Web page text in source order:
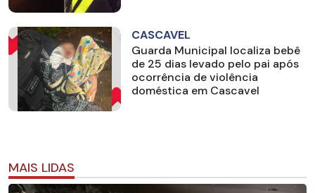
CASCAVEL
Guarda Municipal localiza bebê
de 25 dias levado pelo pai após
ocorrência de violência
doméstica em Cascavel
MAIS LIDAS